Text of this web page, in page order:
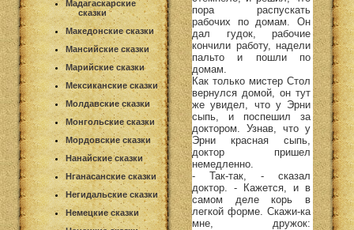
Мадагаскарские
сказки
Македонские сказки
Мансийские сказки
Марийские сказки
Мексиканские сказки
Молдавские сказки
Монгольские сказки
Мордовские сказки
Нанайские сказки
Нганасанские сказки
Негидальские сказки
Немецкие сказки
пора распускать
рабочих по домам. Он
дал гудок, рабочие
кончили работу, надели
пальто и пошли по
домам.
Как только мистер Стол
вернулся домой, он тут
же увидел, что у Эрни
сыпь, и поспешил за
доктором. Узнав, что у
Эрни красная сыпь,
доктор пришел
немедленно.
- Так-так, - сказал
доктор. - Кажется, и в
самом деле корь в
легкой форме. Скажи-ка
мне, дружок: